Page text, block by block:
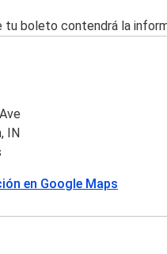
tu boleto contendrá la
IN
en Google Maps